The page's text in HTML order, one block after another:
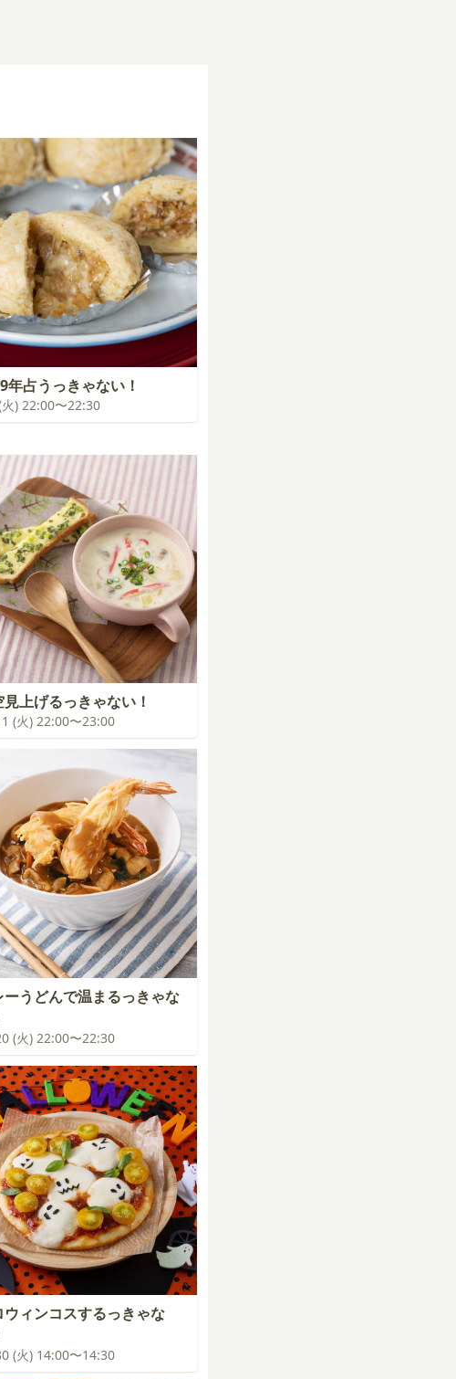
年占うっきゃない！
) 22:00〜22:30
見上げるっきゃない！
(火) 22:00〜23:00
ーうどんで温まるっきゃな
(火) 22:00〜22:30
ウィンコスするっきゃな
(火) 14:00〜14:30